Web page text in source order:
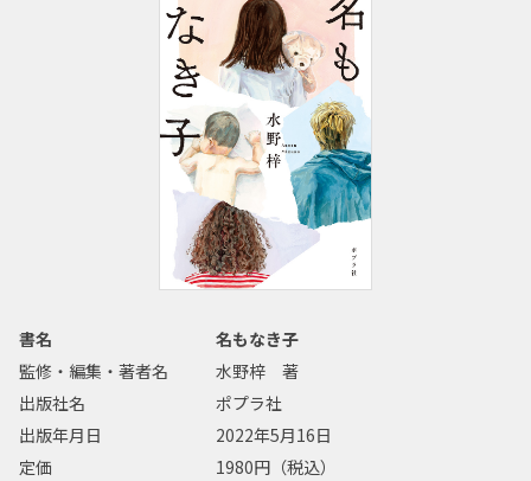
書名
名もなき子
監修・編集・著者名
水野梓 著
出版社名
ポプラ社
出版年月日
2022年5月16日
定価
1980円（税込）